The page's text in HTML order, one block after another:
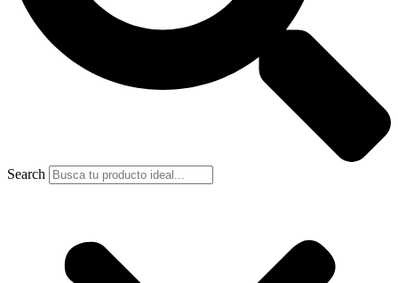
Search